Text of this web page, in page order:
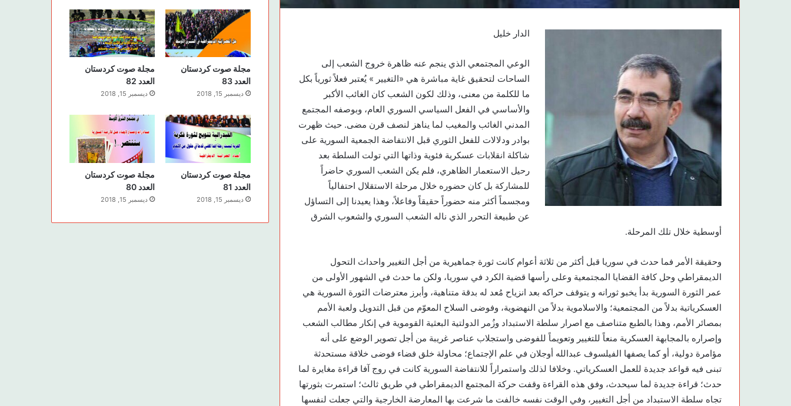
الدار خليل
الوعي المجتمعي الذي ينجم عنه ظاهرة خروج الشعب إلى
الساحات لتحقيق غاية مباشرة هي «التغيير » يُعتبر فعلاً ثورياً بكل
ما للكلمة من معنى، وذلك لكون الشعب كان الغائب الأكبر
والأساسي في الفعل السياسي السوري العام، وبوصفه المجتمع
المدني الغائب والمغيب لما يناهز لنصف قرن مضى. حيث ظهرت
بوادر ودلالات للفعل الثوري قبل الانتفاضة الجمعية السورية على
شاكلة انقلابات عسكرية فئوية وذاتها التي تولت السلطة بعد
رحيل الاستعمار الظاهري، فلم يكن الشعب السوري حاضراً
للمشاركة بل كان حضوره خلال مرحلة الاستقلال احتفالياً
ومجسماً أكثر منه حضوراً حقيقاً وفاعلاً، وهذا يعيدنا إلى التساؤل
عن طبيعة التحرر الذي ناله الشعب السوري والشعوب الشرق
أوسطية خلال تلك المرحلة.
وحقيقة الأمر فما حدث في سوريا قبل أكثر من ثلاثة أعوام كانت ثورة جماهيرية من أجل التغيير واحداث التحول
الديمقراطي وحل كافة القضايا المجتمعية وعلى رأسها قضية الكرد في سوريا، ولكن ما حدث في الشهور الأولى من
عمر الثورة السورية بدأ يخبو ثورانه و يتوقف حراكه بعد انزياح مُعد له بدقة متناهية، وأبرز معترضات الثورة السورية هي
العسكرياتية بدلاً من المجتمعية؛ والاسلاموية بدلاً من النهضوية، وفوضى السلاح المعوّم من قبل التدويل ولعبة الأمم
بمصائر الأمم، وهذا بالطبع متناصف مع اصرار سلطة الاستبداد وزُمر الدولتية البعثية القوموية في إنكار مطالب الشعب
وإصراره بالمجابهة العسكرية منعاً للتغيير وتعويماً للفوضى واستجلاب عناصر غريبة من أجل تصوير الوضع على أنه
مؤامرة دولية، أو كما يصفها الفيلسوف عبدالله أوجلان في علم الإجتماع؛ محاولة خلق فضاء فوضى خلاقة مستحدثة
تبنى فيه قواعد جديدة للعمل العسكرياتي. وخلافا لذلك واستمراراً للانتفاضة السورية كانت في روج آفا قراءة مغايرة لما
حدث؛ قراءة جديدة لما سيحدث، وفق هذه القراءة وقفت حركة المجتمع الديمقراطي في طريق ثالث؛ استمرت بثورتها
تجاه سلطة الاستبداد من أجل التغيير، وفي الوقت نفسه خالفت ما شرعت بها المعارضة الخارجية والتي جعلت لنفسها
مجلة صوت كردستان
العدد 83
ديسمبر 15, 2018
مجلة صوت كردستان
العدد 82
ديسمبر 15, 2018
مجلة صوت كردستان
العدد 81
ديسمبر 15, 2018
مجلة صوت كردستان
العدد 80
ديسمبر 15, 2018